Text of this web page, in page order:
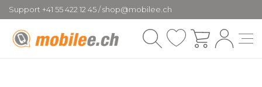
Support +41 55 422 12 45 / shop@mobilee.ch